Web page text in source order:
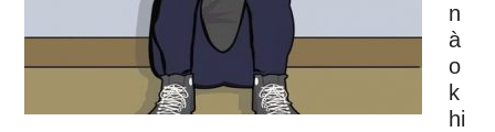
n
à
o
k
hi